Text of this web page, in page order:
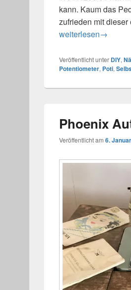
kann. Kaum das
zufrieden mit
Nähmaschine
weiterlesen→
Veröffentlicht unter DIY,
Potentiometer, Poti,
Phoenix
Veröffentlicht am 6.